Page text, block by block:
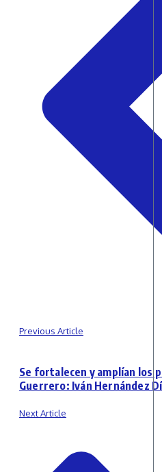
Previous Article
Se fortalecen y amplían los
Guerrero: Iván Hernández
Next Article